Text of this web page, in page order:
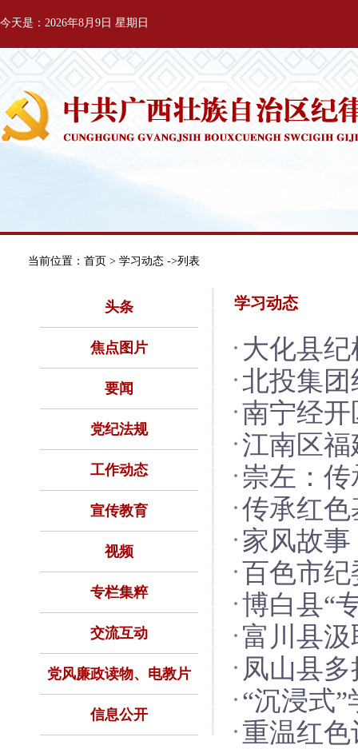
今天是：2026年8月9日 星期日
当前位置： 首页 > 学习动态 ->列表
头条
焦点图片
要闻
党纪法规
工作动态
宣传教育
视频
专栏集粹
交流互动
党风廉政读物、电教片
信息公开
学习动态
大化县纪
北投集
业高质
南宁经
廉洁意识
江南区
党史学
崇左：
传承红
家风故
百色市
日活动
博白县“
富川县
篇章
凤山县
注入鲜活
“沉浸式
重温红